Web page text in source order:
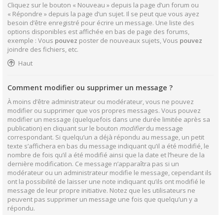
Cliquez sur le bouton « Nouveau » depuis la page d’un forum ou
« Répondre » depuis la page d’un sujet. Il se peut que vous ayez
besoin d’être enregistré pour écrire un message. Une liste des
options disponibles est affichée en bas de page des forums,
exemple : Vous pouvez poster de nouveaux sujets, Vous pouvez
joindre des fichiers, etc.
Haut
Comment modifier ou supprimer un message ?
À moins d’être administrateur ou modérateur, vous ne pouvez
modifier ou supprimer que vos propres messages. Vous pouvez
modifier un message (quelquefois dans une durée limitée après sa
publication) en cliquant sur le bouton modifierdu message
correspondant. Si quelqu’un a déjà répondu au message, un petit
texte s’affichera en bas du message indiquant qu’il a été modifié, le
nombre de fois qu’il a été modifié ainsi que la date et l’heure de la
dernière modification. Ce message n’apparaîtra pas si un
modérateur ou un administrateur modifie le message, cependant ils
ont la possibilité de laisser une note indiquant qu’ils ont modifié le
message de leur propre initiative. Notez que les utilisateurs ne
peuvent pas supprimer un message une fois que quelqu’un y a
répondu.